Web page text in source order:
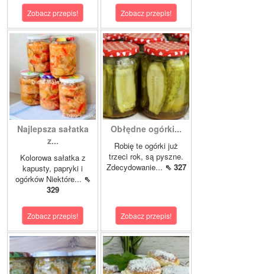
Zobacz przepis! Zobacz przepis!
Najlepsza sałatka
z...
Kolorowa sałatka z
kapusty, papryki i
ogórków Niektóre... ⇖
329
Zobacz przepis!
Obłędne ogórki...
Robię te ogórki już
trzeci rok, są pyszne.
Zdecydowanie... ⇖ 327
Zobacz przepis!